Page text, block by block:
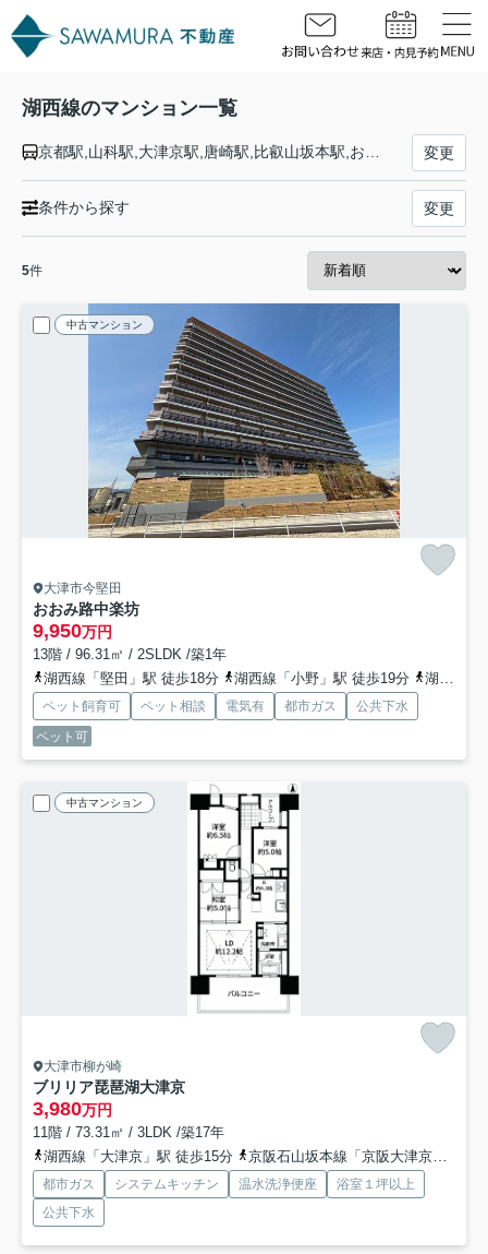
湖西線のマンション一覧
京都駅,山科駅,大津京駅,唐崎駅,比叡山坂本駅,おごと温泉駅,堅田駅,小野駅,和邇駅,蓬莱駅,志賀駅,比良駅,近江舞子駅,北小松駅,近江高島駅,安曇川駅,新旭駅,近江今津駅,近江中庄駅,マキノ駅,永原駅,近江塩津駅 変更
条件から探す 変更
5件
中古マンション
大津市今堅田
おおみ路中楽坊
9,950万円
13階 / 96.31㎡ / 2SLDK /築1年
湖西線「堅田」駅 徒歩18分
湖西線「小野」駅 徒歩19分 湖西線「和邇」駅 徒歩57分
ペット飼育可 ペット相談 電気有 都市ガス
公共下水
ペット可
中古マンション
大津市柳が崎
ブリリア琵琶湖大津京
3,980万円
11階 / 73.31㎡ / 3LDK /築17年
湖西線「大津京」駅 徒歩15分
京阪石山坂本線「京阪大津京」駅 徒歩19分
都市ガス システムキッチン 温水洗浄便座
浴室１坪以上
公共下水